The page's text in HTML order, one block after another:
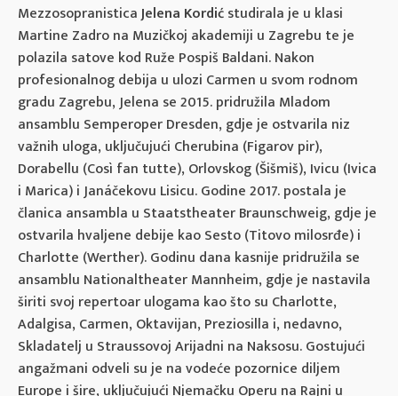
MezzosopranisticaJelena Kordićstudirala je u klasi
Martine Zadro na Muzičkoj akademiji u Zagrebu te je
polazila satove kod Ruže Pospiš Baldani. Nakon
profesionalnog debija u ulozi Carmen u svom rodnom
gradu Zagrebu, Jelena se 2015. pridružila Mladom
ansamblu Semperoper Dresden, gdje je ostvarila niz
važnih uloga, uključujući Cherubina (Figarov pir),
Dorabellu (Così fan tutte), Orlovskog (Šišmiš), Ivicu (Ivica
i Marica) i Janáčekovu Lisicu. Godine 2017. postala je
članica ansambla u Staatstheater Braunschweig, gdje je
ostvarila hvaljene debije kao Sesto (Titovo milosrđe) i
Charlotte (Werther). Godinu dana kasnije pridružila se
ansamblu Nationaltheater Mannheim, gdje je nastavila
širiti svoj repertoar ulogama kao što su Charlotte,
Adalgisa, Carmen, Oktavijan, Preziosilla i, nedavno,
Skladatelj u Straussovoj Arijadni na Naksosu. Gostujući
angažmani odveli su je na vodeće pozornice diljem
Europe i šire, uključujući Njemačku Operu na Rajni u